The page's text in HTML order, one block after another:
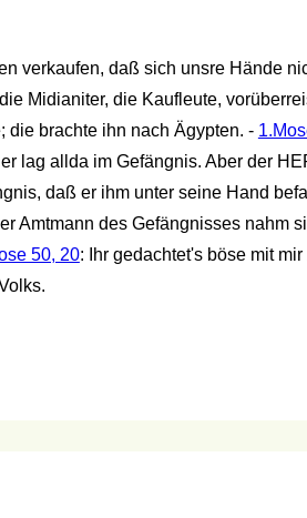
verkaufen, daß sich unsre Hände
Midianiter, die Kaufleute,
die brachte ihn nach Ägypten. -
lag allda im Gefängnis. Aber der
daß er ihm unter seine Hand
Amtmann des Gefängnisses nahm
50, 20: Ihr gedachtet's böse mit